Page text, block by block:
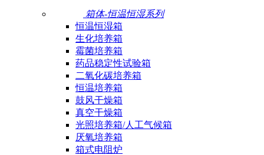
箱体-恒温恒湿系列
恒温恒湿箱
生化培养箱
霉菌培养箱
药品稳定性试验箱
二氧化碳培养箱
恒温培养箱
鼓风干燥箱
真空干燥箱
光照培养箱/人工气候箱
厌氧培养箱
箱式电阻炉